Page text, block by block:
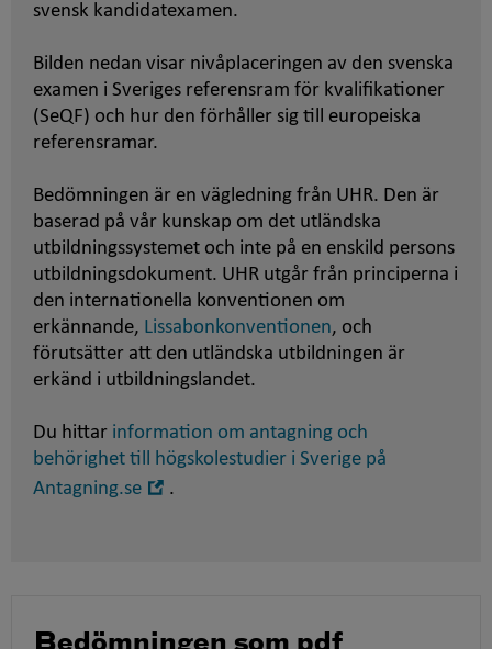
svensk kandidatexamen.
Bilden nedan visar nivåplaceringen av den svenska
examen i Sveriges referensram för kvalifikationer
(SeQF) och hur den förhåller sig till europeiska
referensramar.
Bedömningen är en vägledning från UHR. Den är
baserad på vår kunskap om det utländska
utbildningssystemet och inte på en enskild persons
utbildningsdokument. UHR utgår från principerna i
den internationella konventionen om
erkännande, Lissabonkonventionen, och
förutsätter att den utländska utbildningen är
erkänd i utbildningslandet.
Du hittar information om antagning och
behörighet till högskolestudier i Sverige på
Antagning.se
.
Bedömningen som pdf